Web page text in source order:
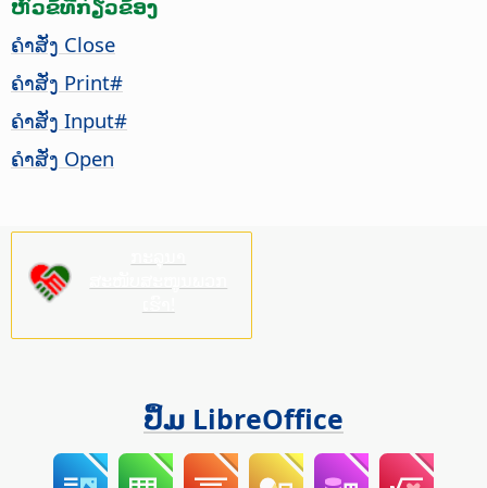
ຫົວຂໍ້ທີ່ກ່ຽວຂ້ອງ
ຄຳສັ່ງ Close
ຄຳສັ່ງ Print#
ຄຳສັ່ງ Input#
ຄຳສັ່ງ Open
ປຶ້ມ LibreOffice